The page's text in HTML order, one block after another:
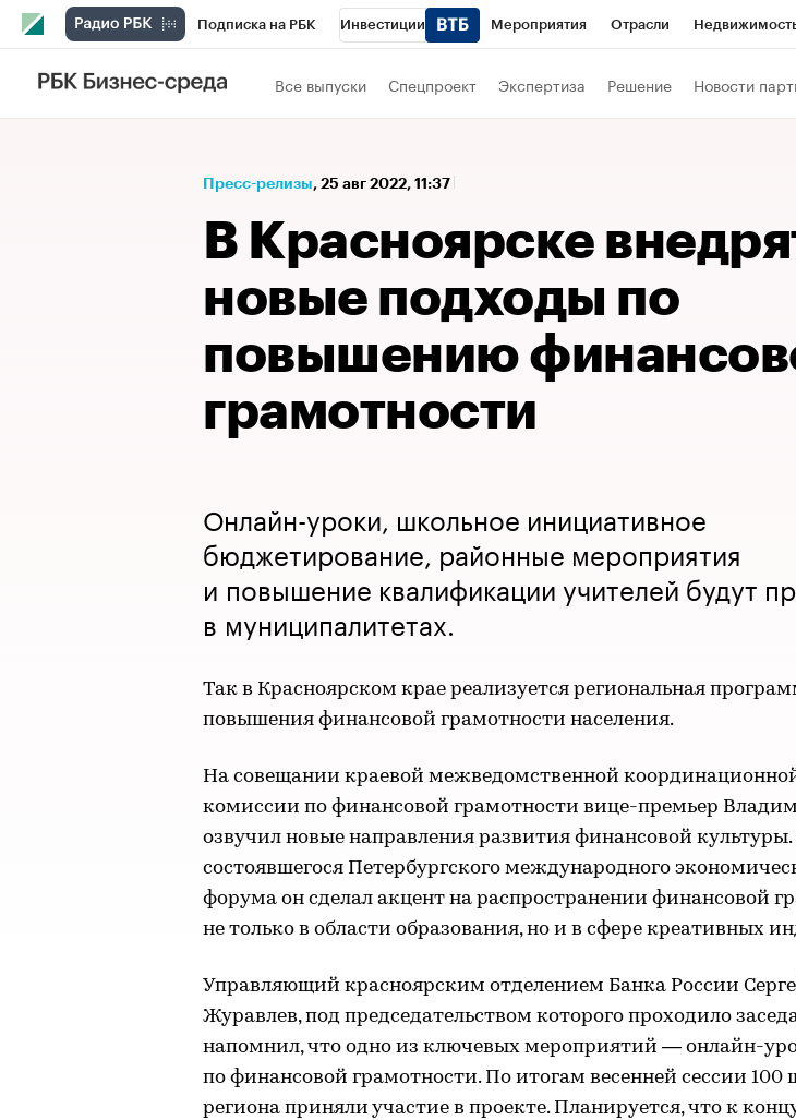
Подписка на РБК Инвестиции Мероприятия Отрасли
Спорт
Технологии и медиа
Все выпуски Спецпроект Экспертиза Решение Новости
Пресс-релизы⁠, 25 авг 2022, 11:37
В Красноярске
новые подходы по
повышению
грамотности
Онлайн-уроки, школьное инициативное
бюджетирование, районные мероприятия
и повышение квалификации учителей будут
в муниципалитетах.
Так в Красноярском крае реализуется региональная
повышения финансовой грамотности населения.
На совещании краевой межведомственной
комиссии по финансовой грамотности вице-премьер
озвучил новые направления развития финансовой культуры.
состоявшегося Петербургского международного
форума он сделал акцент на распространении финансовой
не только в области образования, но и в сфере креативных
Управляющий красноярским отделением Банка России
Журавлев, под председательством которого проходило
напомнил, что одно из ключевых мероприятий — онлайн-
по финансовой грамотности. По итогам весенней сессии 100
региона приняли участие в проекте. Планируется, что к